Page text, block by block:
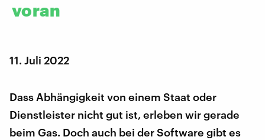
voran
11. Juli 2022
Dass Abhängigkeit von einem Staat oder
Dienstleister nicht gut ist, erleben wir gerade
beim Gas. Doch auch bei der Software gibt es